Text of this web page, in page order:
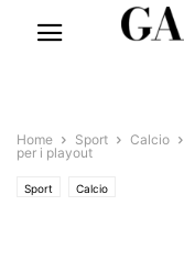
Home Sport Calcio
per i playout
Sport Calcio